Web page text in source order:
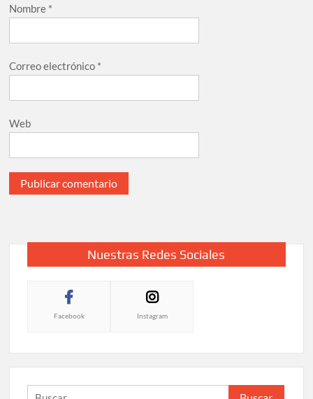
Nombre *
Correo electrónico *
Web
Nuestras Redes Sociales
Facebook Instagram